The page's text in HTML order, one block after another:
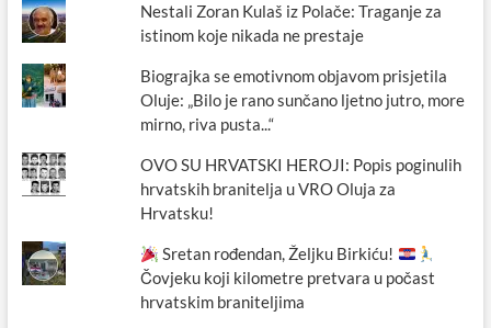
Nestali Zoran Kulaš iz Polače: Traganje za
istinom koje nikada ne prestaje
Biograjka se emotivnom objavom prisjetila
Oluje: „Bilo je rano sunčano ljetno jutro, more
mirno, riva pusta...“
OVO SU HRVATSKI HEROJI: Popis poginulih
hrvatskih branitelja u VRO Oluja za
Hrvatsku!
Sretan rođendan, Željku Birkiću!
Čovjeku koji kilometre pretvara u počast
hrvatskim braniteljima